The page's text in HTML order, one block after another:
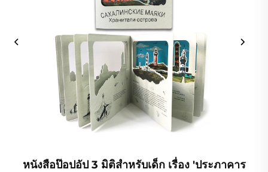
หนังสือป๊อปอัป 3 มิติสำหรับเด็ก เรื่อง 'ประภาคาร